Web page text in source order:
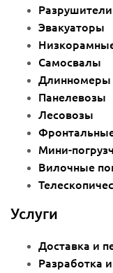
Разрушители
Эвакуаторы
Самосвалы
Длинномеры
Панелевозы
Лесовозы
Мини-
Вилочные
Услуги
Доставка и
Разработка